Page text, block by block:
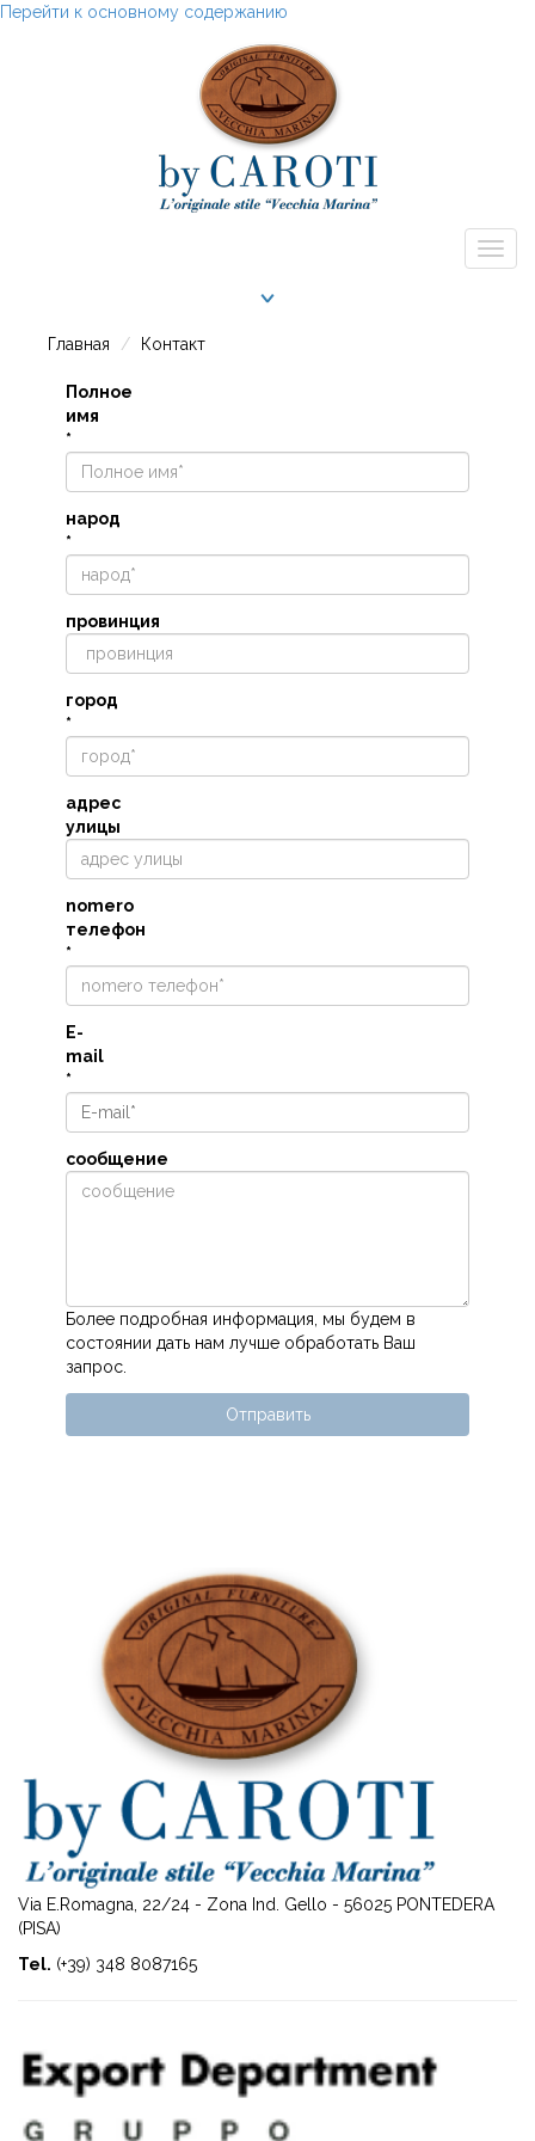
Перейти к основному содержанию
Главная Контакт
Полное
имя
*
народ
*
провинция
город
*
адрес
улицы
nomero
телефон
*
E-
mail
*
сообщение
Более подробная информация, мы будем в
состоянии дать нам лучше обработать Ваш
запрос.
Отправить
Via E.Romagna, 22/24 - Zona Ind. Gello - 56025 PONTEDERA
(PISA)
Tel. (+39) 348 8087165